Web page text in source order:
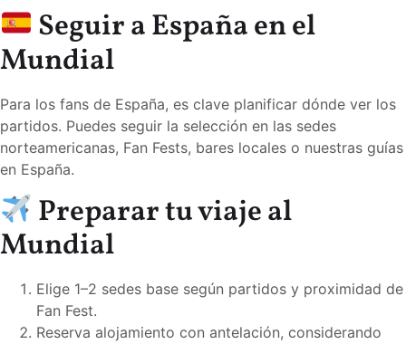
Seguir a España en el
Mundial
Para los fans de España, es clave planificar dónde ver los
partidos. Puedes seguir la selección en las sedes
norteamericanas, Fan Fests, bares locales o nuestras guías
en España.
Preparar tu viaje al
Mundial
Elige 1–2 sedes base según partidos y proximidad de
Fan Fest.
Reserva alojamiento con antelación, considerando